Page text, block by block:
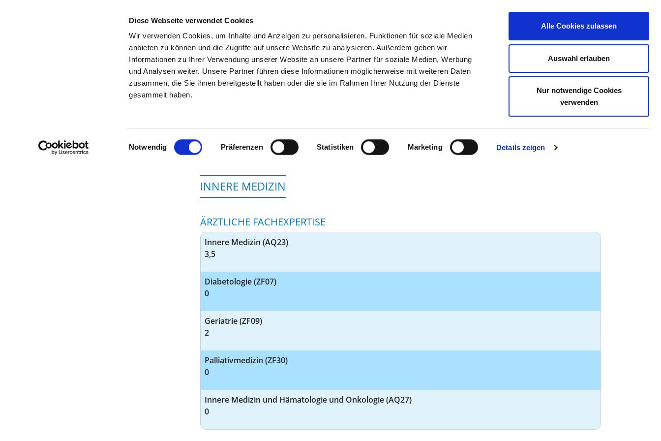
Diese Webseite verwendet Cookies
Wir verwenden Cookies, um Inhalte und Anzeigen zu personalisieren, Funktionen für soziale Medien
anbieten zu können und die Zugriffe auf unsere Website zu analysieren. Außerdem geben wir
Informationen zu Ihrer Verwendung unserer Website an unsere Partner für soziale Medien, Werbung
und Analysen weiter. Unsere Partner führen diese Informationen möglicherweise mit weiteren Daten
zusammen, die Sie ihnen bereitgestellt haben oder die sie im Rahmen Ihrer Nutzung der Dienste
gesammelt haben.
Einwilligungsauswahl
Notwendig Präferenzen Statistiken Marketing Details zeigen
Alle Cookies zulassen
Auswahl erlauben
Nur notwendige Cookies
verwenden
SUCHEN TIPPS & HILFE DAS DKV STELLENBÖRSE KONTAKT IHRE MEINUNG
Startseite der Fachabteilung
INNERE MEDIZIN
ÄRZTLICHE FACHEXPERTISE
Innere Medizin (AQ23)
3,5
Diabetologie (ZF07)
0
Geriatrie (ZF09)
2
Palliativmedizin (ZF30)
0
Innere Medizin und Hämatologie und Onkologie (AQ27)
0